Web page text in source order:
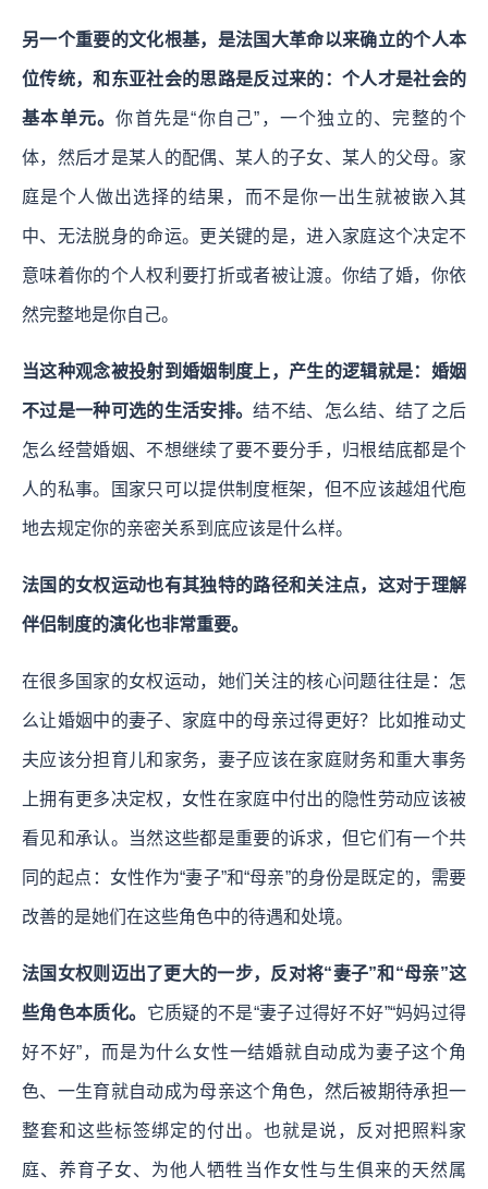
另一个重要的文化根基，是法国大革命以来确立的个人本
位传统，和东亚社会的思路是反过来的：个人才是社会的
基本单元。你首先是“你自己”，一个独立的、完整的个
体，然后才是某人的配偶、某人的子女、某人的父母。家
庭是个人做出选择的结果，而不是你一出生就被嵌入其
中、无法脱身的命运。更关键的是，进入家庭这个决定不
意味着你的个人权利要打折或者被让渡。你结了婚，你依
然完整地是你自己。
当这种观念被投射到婚姻制度上，产生的逻辑就是：婚姻
不过是一种可选的生活安排。结不结、怎么结、结了之后
怎么经营婚姻、不想继续了要不要分手，归根结底都是个
人的私事。国家只可以提供制度框架，但不应该越俎代庖
地去规定你的亲密关系到底应该是什么样。
法国的女权运动也有其独特的路径和关注点，这对于理解
伴侣制度的演化也非常重要。
在很多国家的女权运动，她们关注的核心问题往往是：怎
么让婚姻中的妻子、家庭中的母亲过得更好？比如推动丈
夫应该分担育儿和家务，妻子应该在家庭财务和重大事务
上拥有更多决定权，女性在家庭中付出的隐性劳动应该被
看见和承认。当然这些都是重要的诉求，但它们有一个共
同的起点：女性作为“妻子”和“母亲”的身份是既定的，需要
改善的是她们在这些角色中的待遇和处境。
法国女权则迈出了更大的一步，反对将“妻子”和“母亲”这
些角色本质化。 它质疑的不是“妻子过得好不好”“妈妈过得
好不好”，而是为什么女性一结婚就自动成为妻子这个角
色、一生育就自动成为母亲这个角色，然后被期待承担一
整套和这些标签绑定的付出。也就是说，反对把照料家
庭、养育子女、为他人牺牲当作女性与生俱来的天然属